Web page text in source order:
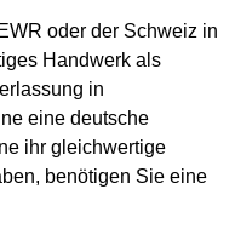
oder der Schweiz in
Handwerk als
in
eine deutsche
ihr gleichwertige
benötigen Sie eine